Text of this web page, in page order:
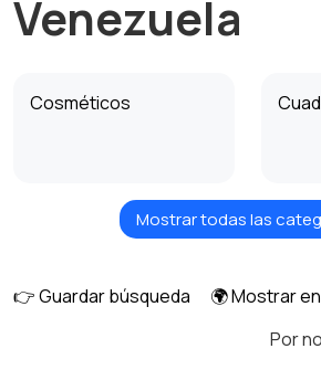
Venezuela
Cosméticos
Muñecas y juguetesMostrar todas las
👉 Guardar búsqueda
🌍 Mostrar
Por